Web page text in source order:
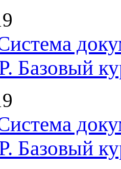
Базовый
Базовый